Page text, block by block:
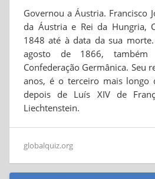
Governou a Áustria. Francisco
da Áustria e Rei da Hungria,
1848 até à data da sua
agosto de 1866,
Confederação Germânica. Seu
anos, é o terceiro mais longo
depois de Luís XIV de
Liechtenstein.
globalquiz.org